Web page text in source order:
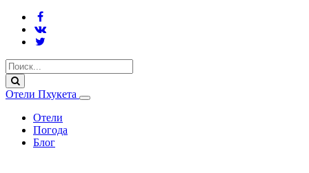
Отели Пхукета
Отели
Погода
Блог